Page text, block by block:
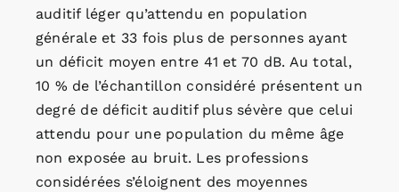
auditif léger qu’attendu en population
générale et 33 fois plus de personnes ayant
un déficit moyen entre 41 et 70 dB. Au total,
10 % de l’échantillon considéré présentent un
degré de déficit auditif plus sévère que celui
attendu pour une population du même âge
non exposée au bruit. Les professions
considérées s’éloignent des moyennes